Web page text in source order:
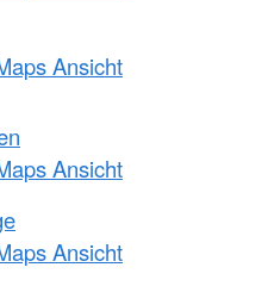
Ansicht
Ansicht
Ansicht